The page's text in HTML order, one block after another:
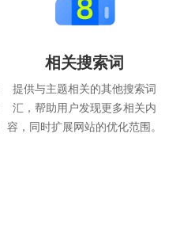
相关搜索词
提供与主题相关的其他搜索词
汇，帮助用户发现更多相关内
容，同时扩展网站的优化范围。